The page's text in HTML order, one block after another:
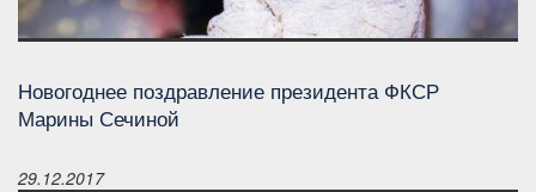
Новогоднее поздравление президента ФКСР
Марины Сечиной
29.12.2017